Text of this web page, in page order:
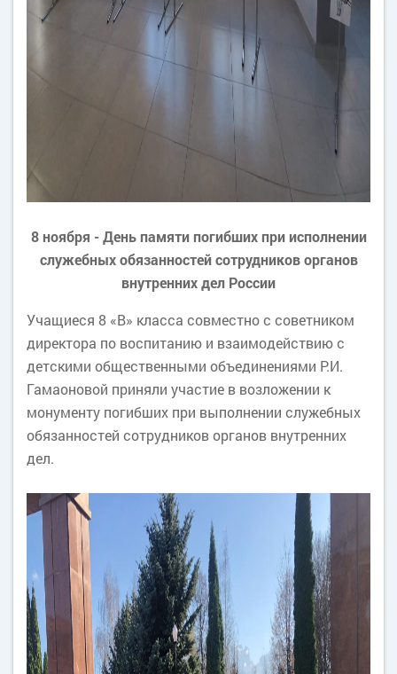
8 ноября - День памяти погибших при исполнении
служебных обязанностей сотрудников органов
внутренних дел России
Учащиеся 8 «В» класса совместно с советником
директора по воспитанию и взаимодействию с
детскими общественными объединениями Р.И.
Гамаоновой приняли участие в возложении к
монументу погибших при выполнении служебных
обязанностей сотрудников органов внутренних
дел.